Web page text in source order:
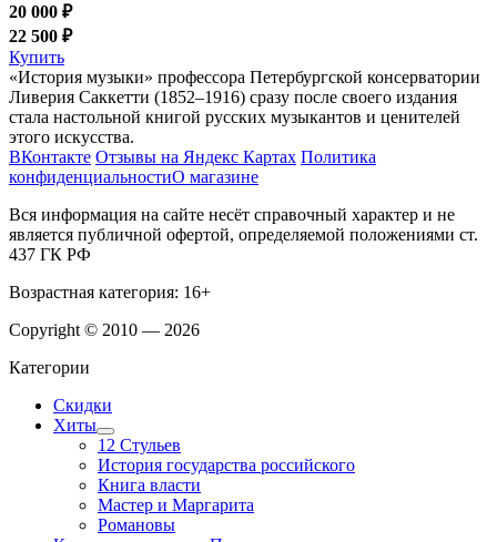
20 000 ₽
22 500 ₽
Купить
«История музыки» профессора Петербургской консерватории
Ливерия Саккетти (1852–1916) сразу после своего издания
стала настольной книгой русских музыкантов и ценителей
этого искусства.
ВКонтакте Отзывы на Яндекс Картах Политика
конфиденциальностиО магазине
Вся информация на сайте несёт справочный характер и не
является публичной офертой, определяемой положениями ст.
437 ГК РФ
Возрастная категория: 16+
Copyright © 2010 — 2026
Категории
Скидки
Хиты
12 Стульев
История государства российского
Книга власти
Мастер и Маргарита
Романовы